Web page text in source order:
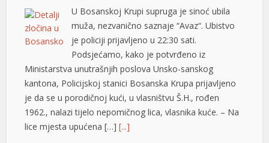
U Bosanskoj Krupi supruga je sinoć ubila
muža, nezvanično saznaje “Avaz“. Ubistvo
je policiji prijavljeno u 22:30 sati.
Podsjećamo, kako je potvrđeno iz
Ministarstva unutrašnjih poslova Unsko-sanskog
kantona, Policijskoj stanici Bosanska Krupa prijavljeno
je da se u porodičnoj kući, u vlasništvu Š.H., rođen
1962., nalazi tijelo nepomičnog lica, vlasnika kuće. – Na
lice mjesta upućena […][...]